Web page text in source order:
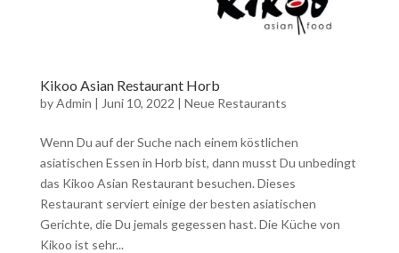
Kikoo Asian Restaurant Horb
byAdmin | Juni 10, 2022 | Neue Restaurants
Wenn Du auf der Suche nach einem köstlichen
asiatischen Essen in Horb bist, dann musst Du unbedingt
das Kikoo Asian Restaurant besuchen. Dieses
Restaurant serviert einige der besten asiatischen
Gerichte, die Du jemals gegessen hast. Die Küche von
Kikoo ist sehr...